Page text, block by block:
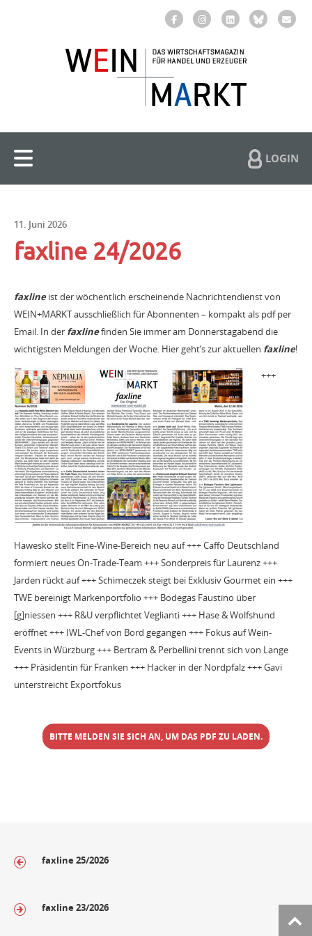
LOGIN
11. Juni 2026
faxline 24/2026
faxlineist der wöchentlich erscheinende Nachrichtendienst von
WEIN+MARKT ausschließlich für Abonnenten – kompakt als pdf per
Email. In der faxlinefinden Sie immer am Donnerstagabend die
wichtigsten Meldungen der Woche. Hier geht’s zur aktuellen faxline!
+++
Hawesko stellt Fine-Wine-Bereich neu auf +++ Caffo Deutschland
formiert neues On-Trade-Team +++ Sonderpreis für Laurenz +++
Jarden rückt auf +++ Schimeczek steigt bei Exklusiv Gourmet ein +++
TWE bereinigt Markenportfolio +++ Bodegas Faustino über
[g]niessen +++ R&U verpflichtet Veglianti +++ Hase & Wolfshund
eröffnet +++ IWL-Chef von Bord gegangen +++ Fokus auf Wein-
Events in Würzburg +++ Bertram & Perbellini trennt sich von Lange
+++ Präsidentin für Franken +++ Hacker in der Nordpfalz +++ Gavi
unterstreicht Exportfokus
BITTE MELDEN SIE SICH AN, UM DAS PDF ZU LADEN.
faxline 25/2026
faxline 23/2026